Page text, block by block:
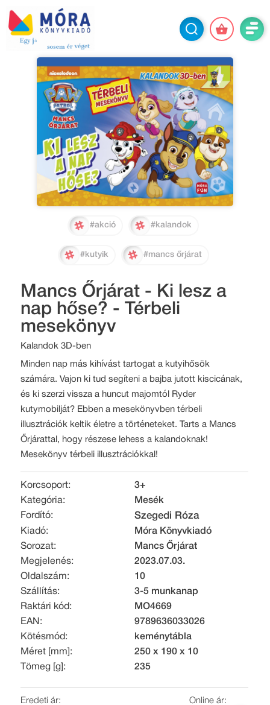
#akció #kalandok
#kutyik #mancs őrjárat
Mancs Őrjárat - Ki lesz a
nap hőse? - Térbeli
mesekönyv
Kalandok 3D-ben
Minden nap más kihívást tartogat a kutyihősök
számára. Vajon ki tud segíteni a bajba jutott kiscicának,
és ki szerzi vissza a huncut majomtól Ryder
kutymobilját? Ebben a mesekönyvben térbeli
illusztrációk keltik életre a történeteket. Tarts a Mancs
Őrjárattal, hogy részese lehess a kalandoknak!
Mesekönyv térbeli illusztrációkkal!
Korcsoport:
3+
Kategória:
Mesék
Fordító:
Szegedi Róza
Kiadó:
Móra Könyvkiadó
Sorozat:
Mancs Őrjárat
Megjelenés:
2023.07.03.
Oldalszám:
10
Szállítás:
3-5 munkanap
Raktári kód:
MO4669
EAN:
9789636033026
Kötésmód:
keménytábla
Méret [mm]:
250 x 190 x 10
Tömeg [g]:
235
Eredeti ár:
Online ár: